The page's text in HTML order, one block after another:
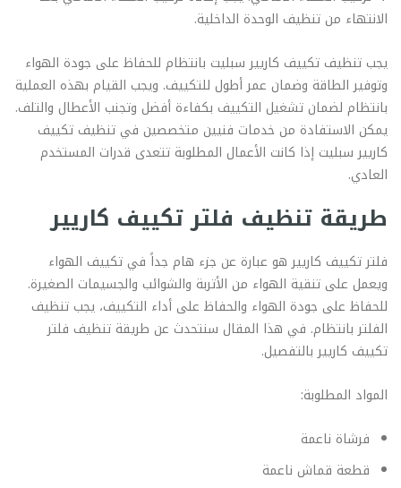
الانتهاء من تنظيف الوحدة الداخلية.
يجب تنظيف تكييف كاريير سبليت بانتظام للحفاظ على جودة الهواء
وتوفير الطاقة وضمان عمر أطول للتكييف. ويجب القيام بهذه العملية
بانتظام لضمان تشغيل التكييف بكفاءة أفضل وتجنب الأعطال والتلف.
يمكن الاستفادة من خدمات فنيين متخصصين في تنظيف تكييف
كاريير سبليت إذا كانت الأعمال المطلوبة تتعدى قدرات المستخدم
العادي.
طريقة تنظيف فلتر تكييف كاريير
فلتر تكييف كاريير هو عبارة عن جزء هام جداً في تكييف الهواء
ويعمل على تنقية الهواء من الأتربة والشوائب والجسيمات الصغيرة.
للحفاظ على جودة الهواء والحفاظ على أداء التكييف، يجب تنظيف
الفلتر بانتظام. في هذا المقال سنتحدث عن طريقة تنظيف فلتر
تكييف كاريير بالتفصيل.
المواد المطلوبة:
فرشاة ناعمة
قطعة قماش ناعمة